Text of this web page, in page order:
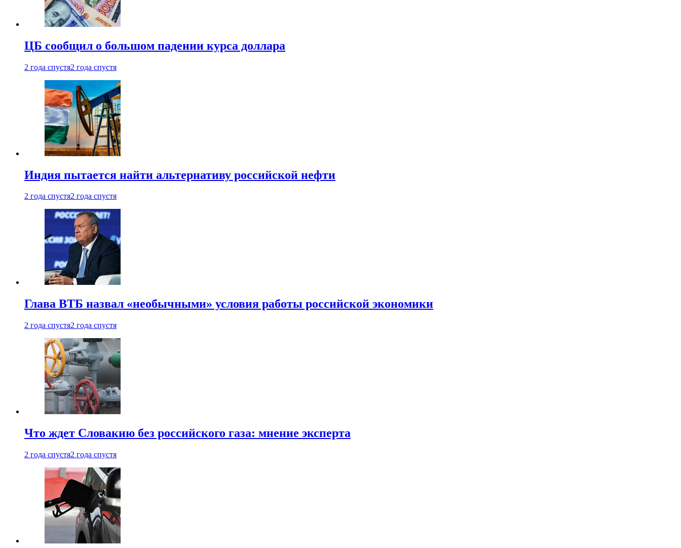
ЦБ сообщил о большом падении курса доллара
2 года спустя2 года спустя
Индия пытается найти альтернативу российской нефти
2 года спустя2 года спустя
Глава ВТБ назвал «необычными» условия работы российской экономики
2 года спустя2 года спустя
Что ждет Словакию без российского газа: мнение эксперта
2 года спустя2 года спустя